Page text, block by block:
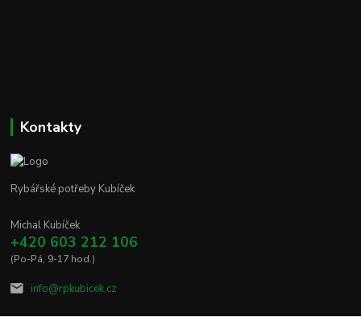
Kontakty
Rybářské potřeby Kubíček
Michal Kubíček
+420 603 212 106
(Po-Pá, 9-17 hod.)
info@rpkubicek.cz